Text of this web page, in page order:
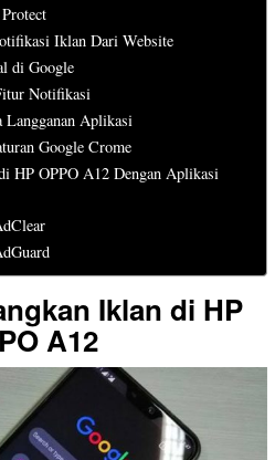
Iklan Dari Website
di Google
Notifikasi
Langganan Aplikasi
Google Crome
HP OPPO A12 Dengan Aplikasi
Iklan di HP
A12